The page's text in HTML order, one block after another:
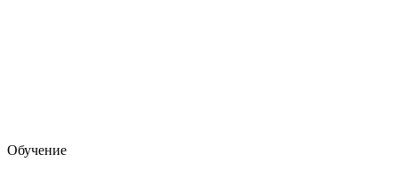
Обучение